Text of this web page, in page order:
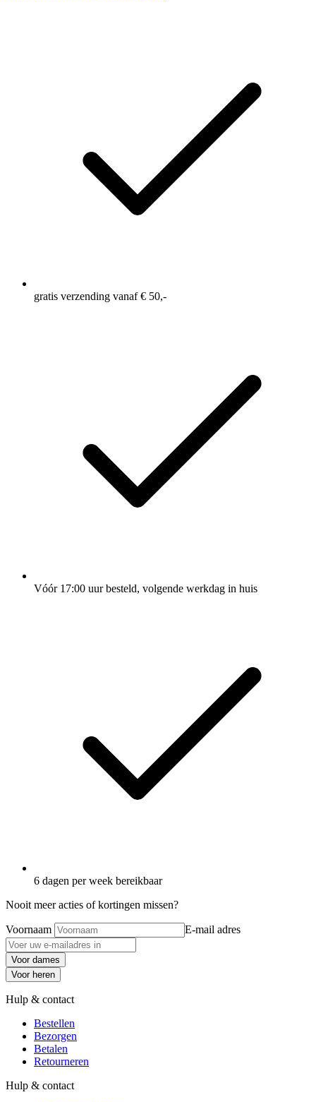
gratis verzending vanaf € 50,-
Vóór 17:00 uur besteld, volgende werkdag in huis
6 dagen per week bereikbaar
Nooit meer acties of kortingen missen?
Voornaam E-mail adres
Voor dames
Voor heren
Hulp & contact
Bestellen
Bezorgen
Betalen
Retourneren
Hulp & contact